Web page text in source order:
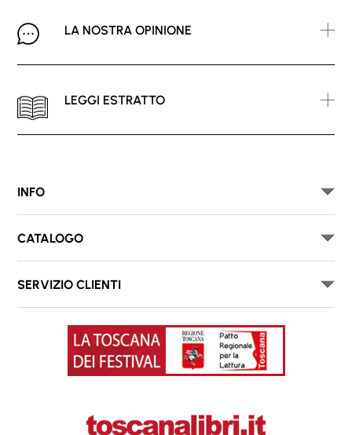
LA NOSTRA OPINIONE
LEGGI ESTRATTO
INFO
CATALOGO
SERVIZIO CLIENTI